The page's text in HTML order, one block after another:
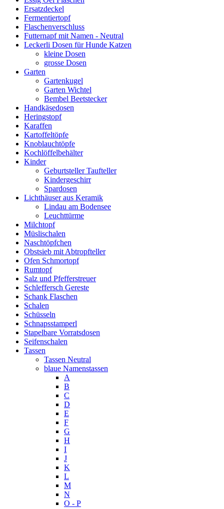
Ersatzdeckel
Fermentiertopf
Flaschenverschluss
Futternapf mit Namen - Neutral
Leckerli Dosen für Hunde Katzen
kleine Dosen
grosse Dosen
Garten
Gartenkugel
Garten Wichtel
Bembel Beetstecker
Handkäsedosen
Heringstopf
Karaffen
Kartoffeltöpfe
Knoblauchtöpfe
Kochlöffelbehälter
Kinder
Geburtsteller Taufteller
Kindergeschirr
Spardosen
Lichthäuser aus Keramik
Lindau am Bodensee
Leuchttürme
Milchtopf
Müslischalen
Naschtöpfchen
Obstsieb mit Abtropfteller
Ofen Schmortopf
Rumtopf
Salz und Pfefferstreuer
Schleffersch Gereste
Schank Flaschen
Schalen
Schüsseln
Schnapsstamperl
Stapelbare Vorratsdosen
Seifenschalen
Tassen
Tassen Neutral
blaue Namenstassen
A
B
C
D
E
F
G
H
I
J
K
L
M
N
O - P